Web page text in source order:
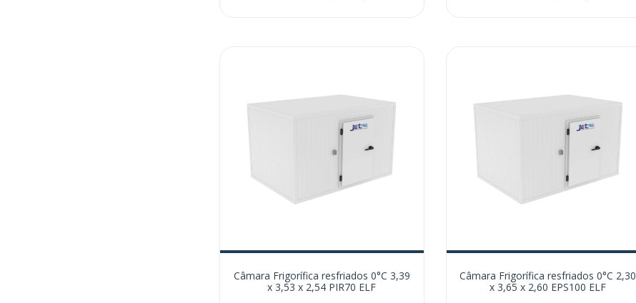
Câmara Frigorífica resfriados 0°C 3,39
x 3,53 x 2,54 PIR70 ELF
Câmara Frigorífica resfriados 0°C 2,30
x 3,65 x 2,60 EPS100 ELF